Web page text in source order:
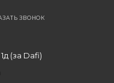
ЗВОНОК
(за Dafi)